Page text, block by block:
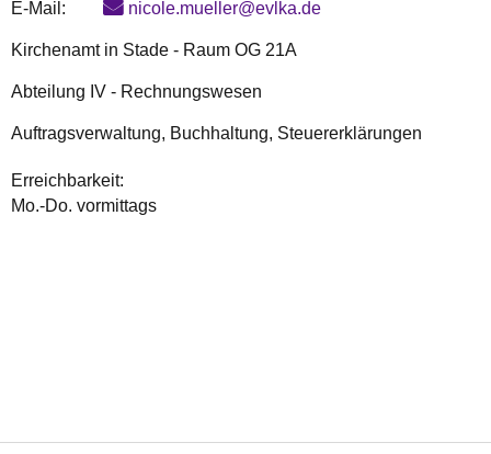
E-Mail: nicole.mueller@evlka.de
Kirchenamt in Stade - Raum OG 21A
Abteilung IV - Rechnungswesen
Auftragsverwaltung, Buchhaltung, Steuererklärungen
Erreichbarkeit:
Mo.-Do. vormittags